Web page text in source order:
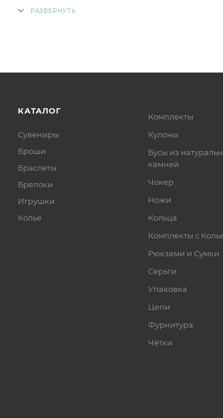
Золото (особенно высокой пробы, хотя
Ниобий.
КАТАЛОГ
Сувениры
Броши
Браслеты
Брелоки
Игрушки
Колье
Комплекты
Кулоны
Бусы из
камней
Чокер
Ножи
Кольца
Комплекты с
Рюкзами и Сумки
Серьги
Упаковка
Цепи
Фурнитура
Чётки